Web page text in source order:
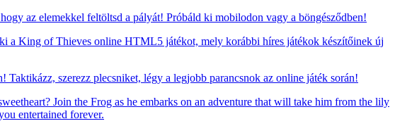
az elemekkel feltöltsd a pályát! Próbáld ki mobilodon vagy a böngésződben!
a King of Thieves online HTML5 játékot, mely korábbi híres játékok készítőinek új
szerezz plecsniket, légy a legjobb parancsnok az online játék során!
Join the Frog as he embarks on an adventure that will take him from the lily
entertained forever.